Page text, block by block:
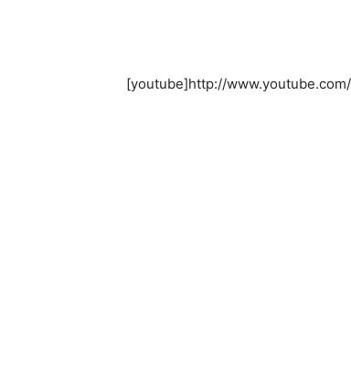
[youtube]http://